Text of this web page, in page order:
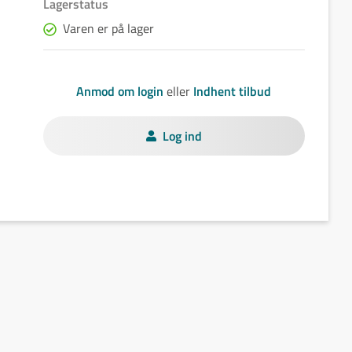
Lagerstatus
Varen er på lager
Anmod om login eller Indhent tilbud
Log ind